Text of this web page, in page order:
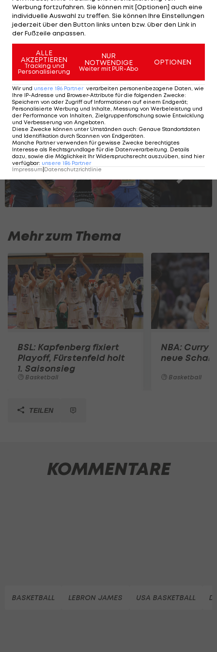
Team USA: Das ist der
Fahnenträger
Olympia 2024: Die größten Stars to
watch
SLIDESHOW
STARTEN
Mehr zum Thema
BSL: Kapfenberg fixiert
Playoff, Fürstenfeld holt
1. Saisonsieg
Basketball
NBA: Curry
neue
Basketball
TEILEN
KOMMENTARE
BASKETBALL LEBRON JAMES USA BASKETBALL
Werbung fortzufahren. Sie können mit [Optionen] auch eine
individuelle Auswahl zu treffen. Sie können Ihre Einstellungen
jederzeit über den Button links unten bzw. über den Link in
der Fußzeile anpassen.
ALLE
AKZEPTIEREN
Tracking und
Personalisierung
NUR
NOTWENDIGE
Weiter mit PUR-Abo
OPTIONEN
Wir und unsere 186 Partner verarbeiten personenbezogene Daten, wie
Ihre IP-Adresse und Browser-Attribute für die folgenden Zwecke:
Speichern von oder Zugriff auf Informationen auf einem Endgerät;
Personalisierte Werbung und Inhalte, Messung von Werbeleistung und
der Performance von Inhalten, Zielgruppenforschung sowie Entwicklung
und Verbesserung von Angeboten
Diese Zwecke können unter Umständen auch: Genaue Standortdaten
und Identifikation durch Scannen von Endgeräten
Manche Partner verwenden für gewisse Zwecke berechtigtes
Interesse als Rechtsgrundlage für die Datenverarbeitung. Details
dazu, sowie die Möglichkeit Ihr Widerspruchsrecht auszuüben, sind hier
verfügbar: unsere 186 Partner
Impressum|Datenschutzrichtlinie